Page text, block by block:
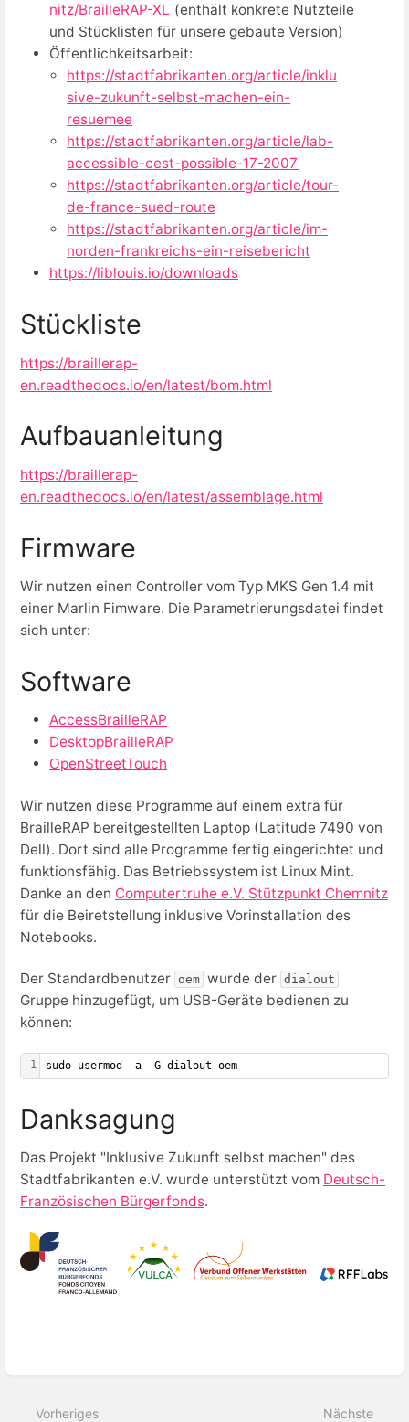
nitz/BrailleRAP-XL (enthält konkrete Nutzteile
und Stücklisten für unsere gebaute Version)
Öffentlichkeitsarbeit:
https://stadtfabrikanten.org/article/inklu
sive-zukunft-selbst-machen-ein-
resuemee
https://stadtfabrikanten.org/article/lab-
accessible-cest-possible-17-2007
https://stadtfabrikanten.org/article/tour-
de-france-sued-route
https://stadtfabrikanten.org/article/im-
norden-frankreichs-ein-reisebericht
https://liblouis.io/downloads
Stückliste
https://braillerap-
en.readthedocs.io/en/latest/bom.html
Aufbauanleitung
https://braillerap-
en.readthedocs.io/en/latest/assemblage.html
Firmware
Wir nutzen einen Controller vom Typ MKS Gen 1.4 mit
einer Marlin Fimware. Die Parametrierungsdatei findet
sich unter:
Software
AccessBrailleRAP
DesktopBrailleRAP
OpenStreetTouch
Wir nutzen diese Programme auf einem extra für
BrailleRAP bereitgestellten Laptop (Latitude 7490 von
Dell). Dort sind alle Programme fertig eingerichtet und
funktionsfähig. Das Betriebssystem ist Linux Mint.
Danke an den Computertruhe e.V. Stützpunkt Chemnitz
für die Beiretstellung inklusive Vorinstallation des
Notebooks.
Der Standardbenutzer oem wurde der dialout
Gruppe hinzugefügt, um USB-Geräte bedienen zu
können:
1 sudo usermod -a -G dialout oem
Danksagung
Das Projekt "Inklusive Zukunft selbst machen" des
Stadtfabrikanten e.V. wurde unterstützt vom Deutsch-
Französischen Bürgerfonds.
Vorheriges
Nächste